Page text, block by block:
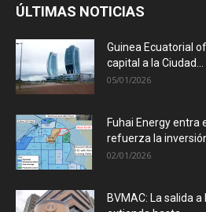
ÚLTIMAS NOTICIAS
Guinea Ecuatorial
capital a la Ciudad...
05/01/2026
Fuhai Energy entra
refuerza la
02/01/2026
BVMAC: La salida a